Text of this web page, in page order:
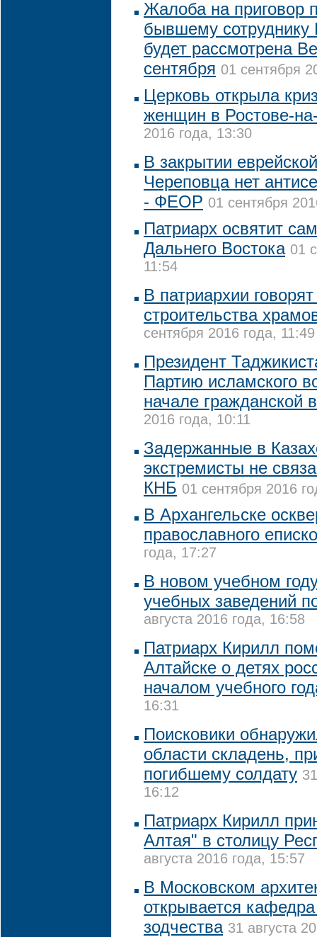
Жалоба на приговор
бывшему сотруднику
будет рассмотрена
сентября 01 сентября
Церковь открыла
женщин в Ростове-
2016 года, 13:30
В закрытии
Череповца нет
- ФЕОР 01 сентября
Патриарх освятит
Дальнего Востока 01
11:54
В патриархии
строительства
сентября 2016 года, 11:49
Президент
Партию исламского
начале гражданской
2016 года, 10:11
Задержанные в
экстремисты не
КНБ 01 сентября 2016
В Архангельске
православного
года, 17:27
В новом учебном
учебных заведений
августа 2016 года, 16:58
Патриарх Кирилл
Алтайске о детях
началом учебного
16:31
Поисковики
области складень,
погибшему солдату
16:12
Патриарх Кирилл
Алтая" в столицу
августа 2016 года, 15:57
В Московском
открывается
зодчества 31 августа